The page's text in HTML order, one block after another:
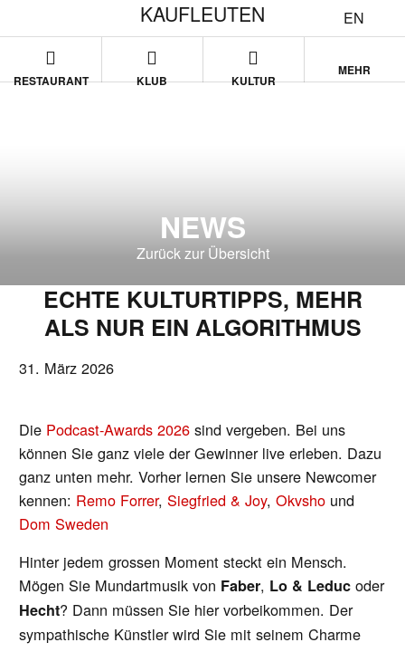
EN
KAUFLEUTEN
RESTAURANT KLUB KULTUR
MEHR
NEWS
Zurück zur Übersicht
ECHTE KULTURTIPPS, MEHR
ALS NUR EIN ALGORITHMUS
31. März 2026
Die Podcast-Awards 2026 sind vergeben. Bei uns
können Sie ganz viele der Gewinner live erleben. Dazu
ganz unten mehr. Vorher lernen Sie unsere Newcomer
kennen: Remo Forrer,Siegfried & Joy,Okvsho und
Dom Sweden
Hinter jedem grossen Moment steckt ein Mensch.
Mögen Sie Mundartmusikvon Faber, Lo & Leduc oder
Hecht? Dann müssen Sie hier vorbeikommen. Der
sympathische Künstler wird Sie mit seinem Charme